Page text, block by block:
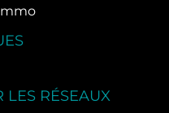
LES RÉSEAUX